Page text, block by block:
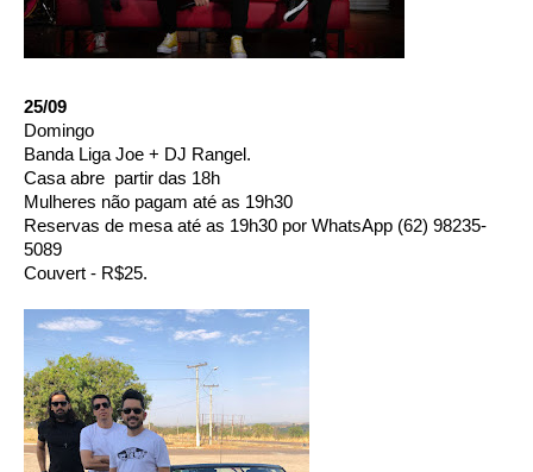
25/09
Domingo
Banda Liga Joe + DJ Rangel.
Casa abre  partir das 18h
Mulheres não pagam até as 19h30
Reservas de mesa até as 19h30 por WhatsApp (62) 98235-
5089
Couvert - R$25.